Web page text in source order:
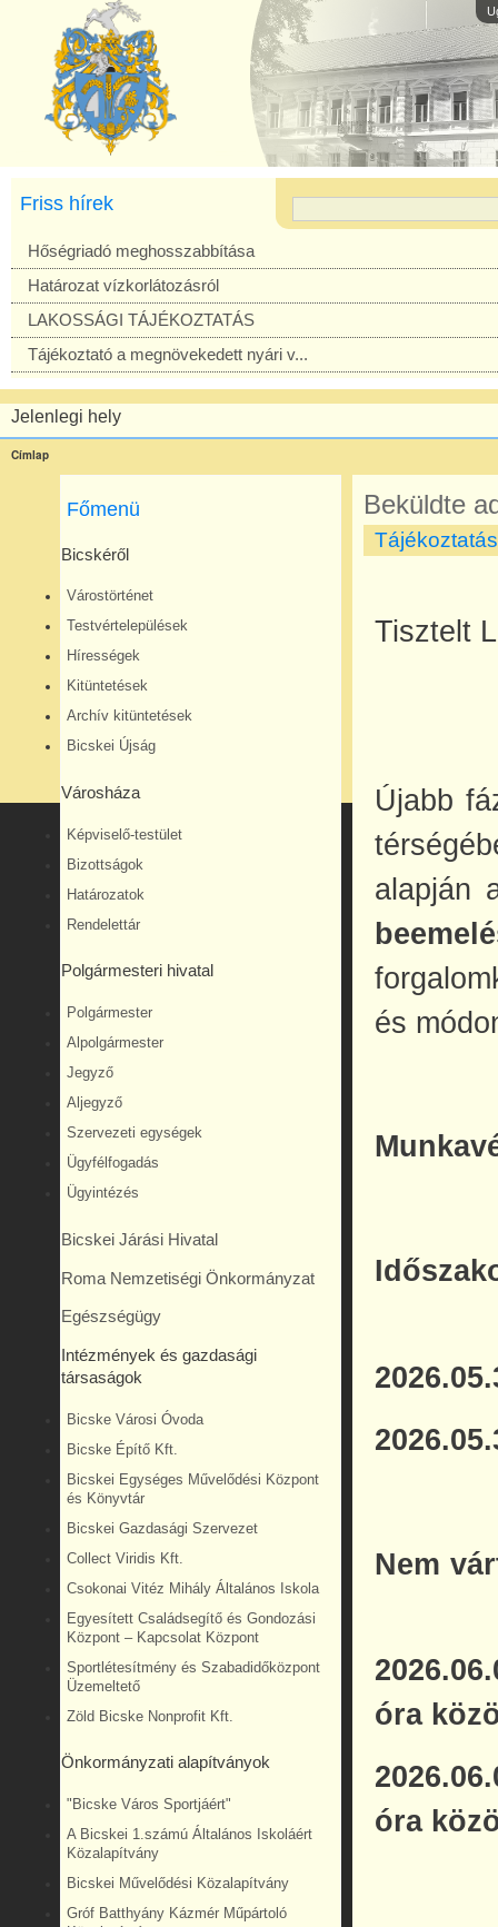
Friss hírek
Hőségriadó meghosszabbítása
Határozat vízkorlátozásról
LAKOSSÁGI TÁJÉKOZTATÁS
Tájékoztató a megnövekedett nyári v...
Jelenlegi hely
Címlap
Főmenü
Bicskéről
Várostörténet
Testvértelepülések
Hírességek
Kitüntetések
Archív kitüntetések
Bicskei Újság
Városháza
Képviselő-testület
Bizottságok
Határozatok
Rendelettár
Polgármesteri hivatal
Polgármester
Alpolgármester
Jegyző
Aljegyző
Szervezeti egységek
Ügyfélfogadás
Ügyintézés
Bicskei Járási Hivatal
Roma Nemzetiségi Önkormányzat
Egészségügy
Intézmények és gazdasági
társaságok
Bicske Városi Óvoda
Bicske Építő Kft.
Bicskei Egységes Művelődési Központ
és Könyvtár
Bicskei Gazdasági Szervezet
Collect Viridis Kft.
Csokonai Vitéz Mihály Általános Iskola
Egyesített Családsegítő és Gondozási
Központ – Kapcsolat Központ
Sportlétesítmény és Szabadidőközpont
Üzemeltető
Zöld Bicske Nonprofit Kft.
Önkormányzati alapítványok
"Bicske Város Sportjáért"
A Bicskei 1.számú Általános Iskoláért
Közalapítvány
Bicskei Művelődési Közalapítvány
Gróf Batthyány Kázmér Műpártoló
Beküldte
Tisztelt
Újabb
alapján
és
Nem
óra
óra